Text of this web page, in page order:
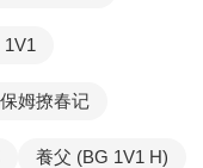
1V1
姆撩春记
養父 (BG 1V1 H)